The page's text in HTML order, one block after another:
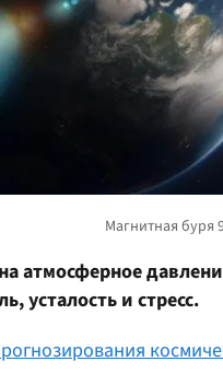
атмосферное
усталость и стресс.